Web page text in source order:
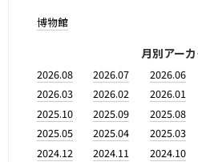
博物館
月別アー
2026.08 2026.07 2026.06
2026.03
2026.02 2026.01
2025.10
2025.09 2025.08
2025.05
2025.04 2025.03
2024.12
2024.11 2024.10